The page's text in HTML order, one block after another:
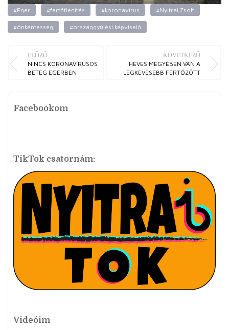
#Eger #fertőtlenítés #koronavírus #Nyitrai Zsolt
#önkéntesség #országgyűlési képviselő
ELŐZŐ
NINCS KORONAVÍRUSOS
BETEG EGERBEN
KÖVETKEZŐ
HEVES MEGYÉBEN VAN A
LEGKEVESEBB FERTŐZÖTT
Facebookom
TikTok csatornám:
Videóim